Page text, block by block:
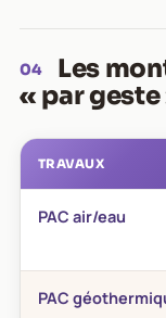
04
Les
« par geste
TRAVAUX
PAC air/eau
PAC